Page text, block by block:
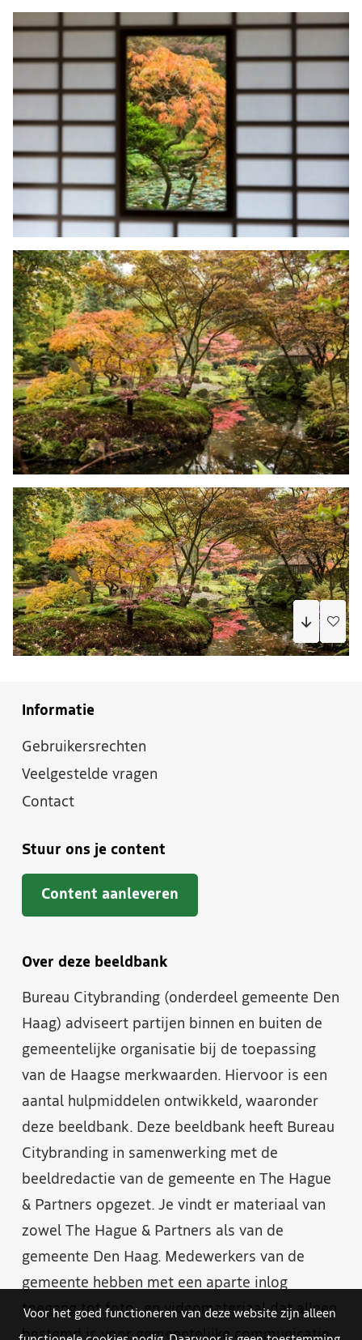
Informatie
Gebruikersrechten
Veelgestelde vragen
Contact
Stuur ons je content
Content aanleveren
Over deze beeldbank
Bureau Citybranding (onderdeel gemeente Den
Haag) adviseert partijen binnen en buiten de
gemeentelijke organisatie bij de toepassing
van de Haagse merkwaarden. Hiervoor is een
aantal hulpmiddelen ontwikkeld, waaronder
deze beeldbank. Deze beeldbank heeft Bureau
Citybranding in samenwerking met de
beeldredactie van de gemeente en The Hague
& Partners opgezet. Je vindt er materiaal van
zowel The Hague & Partners als van de
gemeente Den Haag. Medewerkers van de
gemeente hebben met een aparte inlog
toegang tot foto- en videomateriaal dat alleen
bestemd is voor gemeentelijke communicatie.
Voor het goed functioneren van deze website zijn alleen